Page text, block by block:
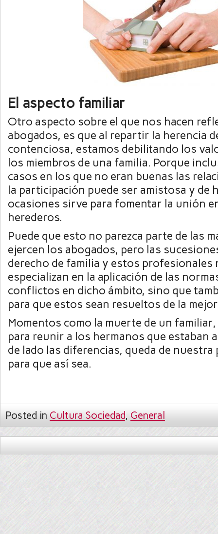
El aspecto familiar
Otro aspecto sobre el que nos hacen
abogados, es que al repartir la herencia
contenciosa, estamos debilitando los
los miembros de una familia. Porque
casos en los que no eran buenas las
la participación puede ser amistosa y de
ocasiones sirve para fomentar la unión
herederos.
Puede que esto no parezca parte de las
ejercen los abogados, pero las
derecho de familia y estos profesionales
especializan en la aplicación de las
conflictos en dicho ámbito, sino que
para que estos sean resueltos de la
Momentos como la muerte de un
para reunir a los hermanos que estaban
de lado las diferencias, queda de
para que así sea.
Posted in Cultura Sociedad, General